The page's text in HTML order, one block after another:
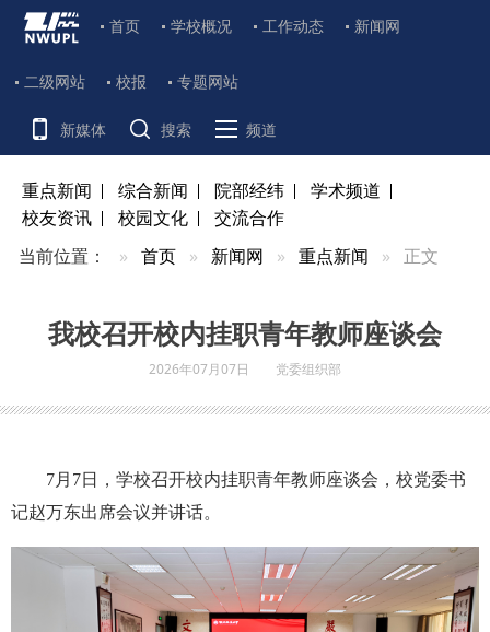
首页 学校概况 工作动态 新闻网
二级网站 校报 专题网站
新媒体 搜索 频道
重点新闻 综合新闻 院部经纬
学术频道
校友资讯
校园文化
交流合作
当前位置：
首页 新闻网 重点新闻 正文
我校召开校内挂职青年教师座谈会
2026年07月07日 党委组织部
7月7日，学校召开校内挂职青年教师座谈会，校党委书
记赵万东出席会议并讲话。